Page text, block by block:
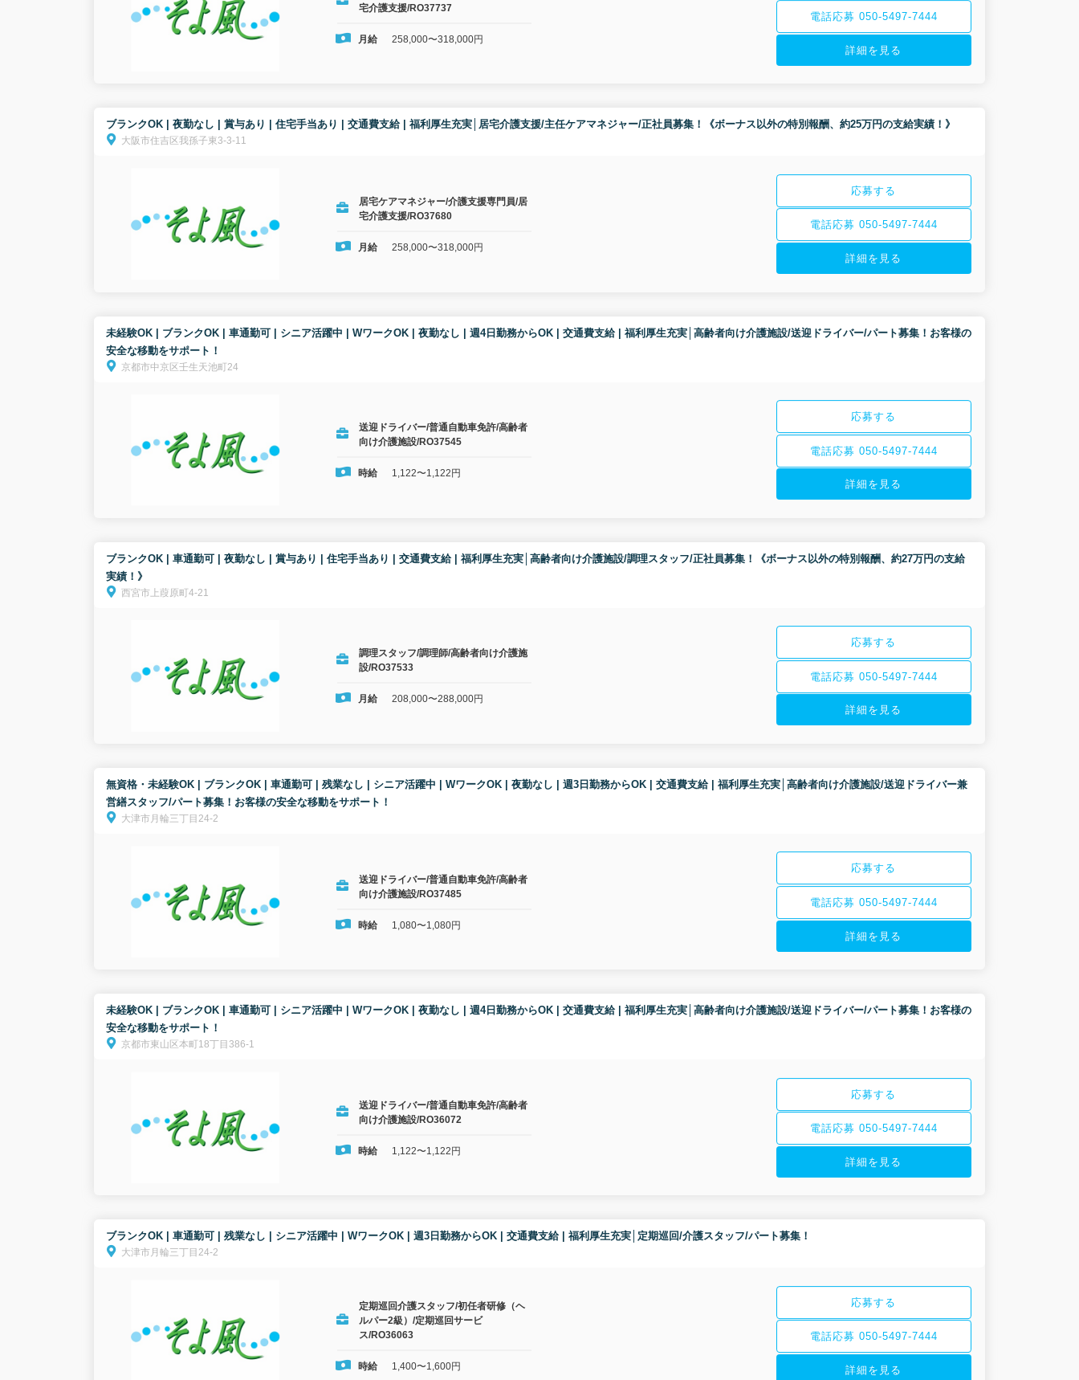
宅介護支援/RO37737
月給 258,000〜318,000円
電話応募 050-5497-7444
詳細を見る
ブランクOK | 夜勤なし | 賞与あり | 住宅手当あり | 交通費支給 | 福利厚生充実│居宅介護支援/主任ケアマネジャー/正社員募集！《ボーナス以外の特別報酬、約25万円の支給実績！》
大阪市住吉区我孫子東3-3-11
居宅ケアマネジャー/介護支援専門員/居
宅介護支援/RO37680
月給 258,000〜318,000円
応募する
電話応募 050-5497-7444
詳細を見る
未経験OK | ブランクOK | 車通勤可 | シニア活躍中 | WワークOK | 夜勤なし | 週4日勤務からOK | 交通費支給 | 福利厚生充実│高齢者向け介護施設/送迎ドライバー/パート募集！お客様の
安全な移動をサポート！
京都市中京区壬生天池町24
送迎ドライバー/普通自動車免許/高齢者
向け介護施設/RO37545
時給 1,122〜1,122円
応募する
電話応募 050-5497-7444
詳細を見る
ブランクOK | 車通勤可 | 夜勤なし | 賞与あり | 住宅手当あり | 交通費支給 | 福利厚生充実│高齢者向け介護施設/調理スタッフ/正社員募集！《ボーナス以外の特別報酬、約27万円の支給
実績！》
西宮市上葭原町4-21
調理スタッフ/調理師/高齢者向け介護施
設/RO37533
月給 208,000〜288,000円
応募する
電話応募 050-5497-7444
詳細を見る
無資格・未経験OK | ブランクOK | 車通勤可 | 残業なし | シニア活躍中 | WワークOK | 夜勤なし | 週3日勤務からOK | 交通費支給 | 福利厚生充実│高齢者向け介護施設/送迎ドライバー兼
営繕スタッフ/パート募集！お客様の安全な移動をサポート！
大津市月輪三丁目24-2
送迎ドライバー/普通自動車免許/高齢者
向け介護施設/RO37485
時給 1,080〜1,080円
応募する
電話応募 050-5497-7444
詳細を見る
未経験OK | ブランクOK | 車通勤可 | シニア活躍中 | WワークOK | 夜勤なし | 週4日勤務からOK | 交通費支給 | 福利厚生充実│高齢者向け介護施設/送迎ドライバー/パート募集！お客様の
安全な移動をサポート！
京都市東山区本町18丁目386-1
送迎ドライバー/普通自動車免許/高齢者
向け介護施設/RO36072
時給 1,122〜1,122円
応募する
電話応募 050-5497-7444
詳細を見る
ブランクOK | 車通勤可 | 残業なし | シニア活躍中 | WワークOK | 週3日勤務からOK | 交通費支給 | 福利厚生充実│定期巡回/介護スタッフ/パート募集！
大津市月輪三丁目24-2
定期巡回介護スタッフ/初任者研修（ヘ
ルパー2級）/定期巡回サービ
ス/RO36063
時給 1,400〜1,600円
応募する
電話応募 050-5497-7444
詳細を見る